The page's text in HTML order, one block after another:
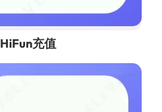
HiFun充值